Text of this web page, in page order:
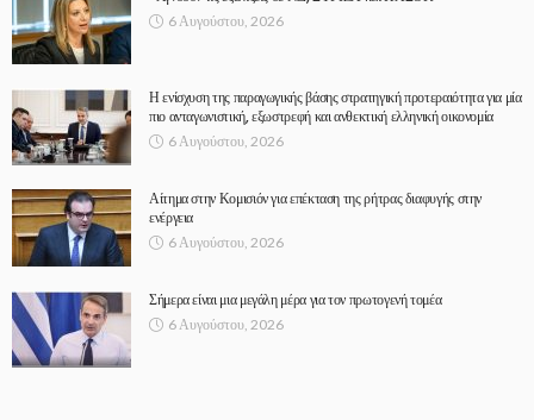
6 Αυγούστου, 2026
Η ενίσχυση της παραγωγικής βάσης στρατηγική προτεραιότητα για μία
πιο ανταγωνιστική, εξωστρεφή και ανθεκτική ελληνική οικονομία
6 Αυγούστου, 2026
Αίτημα στην Κομισιόν για επέκταση της ρήτρας διαφυγής στην
ενέργεια
6 Αυγούστου, 2026
Σήμερα είναι μια μεγάλη μέρα για τον πρωτογενή τομέα
6 Αυγούστου, 2026